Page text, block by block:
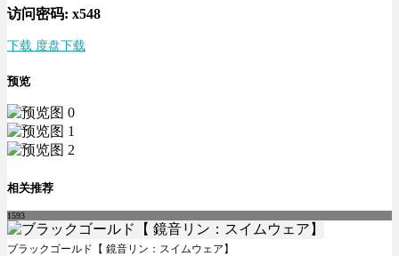
访问密码: x548
下载 度盘下载
预览
相关推荐
1593
ブラックゴールド【 鏡音リン：スイムウェア】